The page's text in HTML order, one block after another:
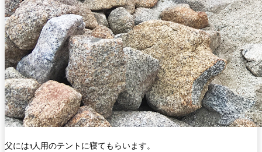
父には1人用のテントに寝てもらいます。